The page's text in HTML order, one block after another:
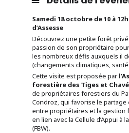
Samedi 18 octobre de 10 à
d’Assesse
Découvrez une petite forêt
passion de son propriétaire
les nombreux défis auxquels il
(changements climatiques,
Cette visite est proposée par
forestière des Tiges et
de propriétaires forestiers du
Condroz, qui favorise le partage
entre propriétaires et la gestion
en lien avec la Cellule d’Appui à
(FBW).